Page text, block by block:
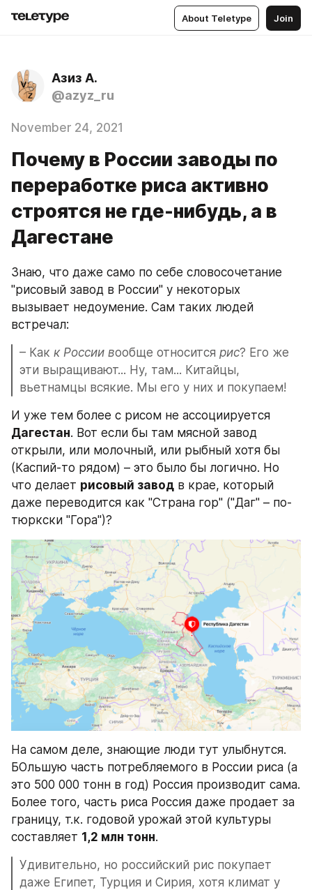
About Teletype Join
Азиз А.
@azyz_ru
November 24, 2021
Почему в России заводы по
переработке риса активно
строятся не где-нибудь, а в
Дагестане
Знаю, что даже само по себе словосочетание
"рисовый завод в России" у некоторых
вызывает недоумение. Сам таких людей
встречал:
– Как к России вообще относится рис? Его же
эти выращивают... Ну, там... Китайцы,
вьетнамцы всякие. Мы его у них и покупаем!
Дагестан. Вот если бы там мясной завод
открыли, или молочный, или рыбный хотя бы
(Каспий-то рядом) – это было бы логично. Но
что делает рисовый завод в крае, который
даже переводится как "Страна гор" ("Даг" – по-
тюркски "Гора")?
На самом деле, знающие люди тут улыбнутся.
БОльшую часть потребляемого в России риса (а
это 500 000 тонн в год) Россия производит сама.
Более того, часть риса Россия даже продает за
границу, т.к. годовой урожай этой культуры
составляет 1,2 млн тонн.
Удивительно, но российский рис покупает
даже Египет, Турция и Сирия, хотя климат у